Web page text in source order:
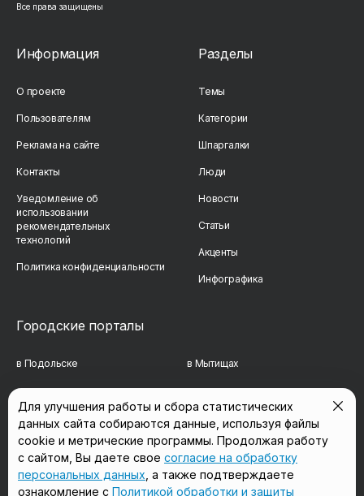
Все права защищены
Информация
О проекте
Пользователям
Реклама на сайте
Контакты
Уведомление об
использовании
рекомендательных
технологий
Политика конфиденциальности
Разделы
Темы
Категории
Шпаргалки
Люди
Новости
Статьи
Акценты
Инфографика
Городские порталы
в Подольске в Мытищах
в Сергиевом Посаде в Люберцах
в Красногорске в Королёве
в Домодедово в Щёлково
Для улучшения работы и сбора статистических
данных сайта собираются данные, используя файлы
cookie и метрические программы. Продолжая работу
с сайтом, Вы даете свое согласие на обработку
персональных данных , а также подтверждаете
ознакомление с Политикой обработки и защиты